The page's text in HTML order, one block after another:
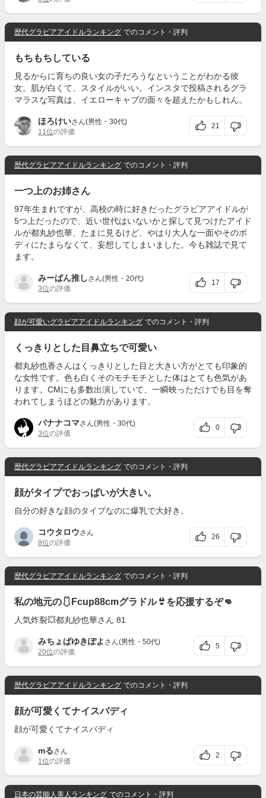
歴代グラビアアイドルランキング でのコメント・評判
もちもちしている
見るからに育ちの良い女の子だろうなということがわかる彼
女。肌が白くて、スタイルがいい。インスタで投稿されるグラ
マラスな写真は、イエローキャブの面々を超えたかもしれん。
ほろけいさん(男性・30代)
11位の評価
21
歴代グラビアアイドルランキング でのコメント・評判
一つ上のお姉さん
97年生まれですが、高校の時に好きだったグラビアアイドルが
5つ上だったので、近い世代はいないかと探して見つけたアイド
ルが都丸紗也華、たまに見るけど、やはり大人な一面やそのボ
ディにたまらなくて、妄想してしまいました。今も雑誌で見て
ます。
みーぱん推しさん(男性・20代)
3位の評価
17
顔が可愛いグラビアアイドルランキング でのコメント・評判
くっきりとした目鼻立ちで可愛い
都丸紗也香さんはくっきりとした目と大きい方がとても印象的
な女性です。色も白くそのモチモチとした体はとても色気があ
ります。CMにも多数出演していて、一瞬映っただけでも目を奪
われてしまうほどの魅力があります。
バナナコマさん(男性・30代)
3位の評価
0
歴代グラビアアイドルランキング でのコメント・評判
顔がタイプでおっぱいが大きい。
自分の好きな顔のタイプなのに爆乳で大好き。
コウタロウさん
8位の評価
26
歴代グラビアアイドルランキング でのコメント・評判
私の地元の🩱Fcup88cmグラドル👙を応援するぞ👊
人気炸裂💥都丸紗也華さん 81
みちょぱゆきぽよ さん(男性・50代)
20位の評価
5
歴代グラビアアイドルランキング でのコメント・評判
顔が可愛くてナイスバディ
顔が可愛くてナイスバディ
mるさん
1位の評価
2
日本の芸能人美人ランキング でのコメント・評判